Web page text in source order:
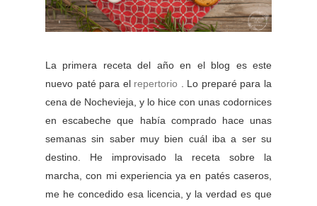
La primera receta del año en el blog es este
nuevo paté para el repertorio
. Lo preparé para la
cena de Nochevieja, y lo hice con unas codornices
en escabeche que había comprado hace unas
semanas sin saber muy bien cuál iba a ser su
destino. He improvisado la receta sobre la
marcha, con mi experiencia ya en patés caseros,
me he concedido esa licencia, y la verdad es que